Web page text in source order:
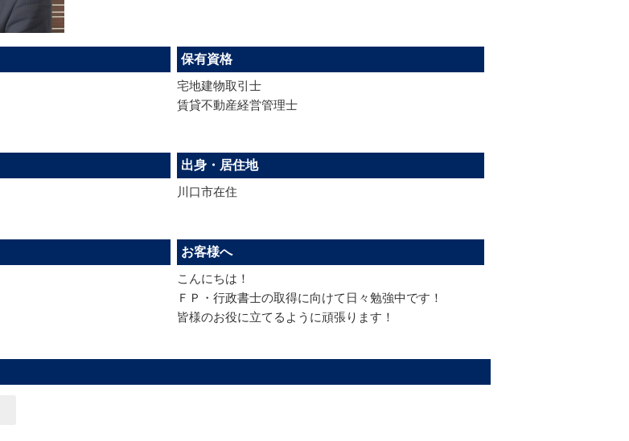
保有資格
宅地建物取引士
賃貸不動産経営管理士
出身・居住地
川口市在住
お客様へ
こんにちは！
ＦＰ・行政書士の取得に向けて日々勉強中です！
皆様のお役に立てるように頑張ります！